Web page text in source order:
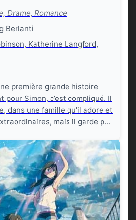
Drame, Romance
Berlanti
Katherine Langford,
première grande histoire
pour Simon, c’est compliqué. Il
dans une famille qu'il adore et
mais il garde p...